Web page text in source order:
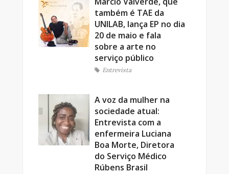
também é TAE da
UNILAB, lança EP no dia
20 de maio e fala
sobre a arte no
serviço público
Entrevista
A voz da mulher na
sociedade atual:
Entrevista com a
enfermeira Luciana
Boa Morte, Diretora
do Serviço Médico
Rúbens Brasil